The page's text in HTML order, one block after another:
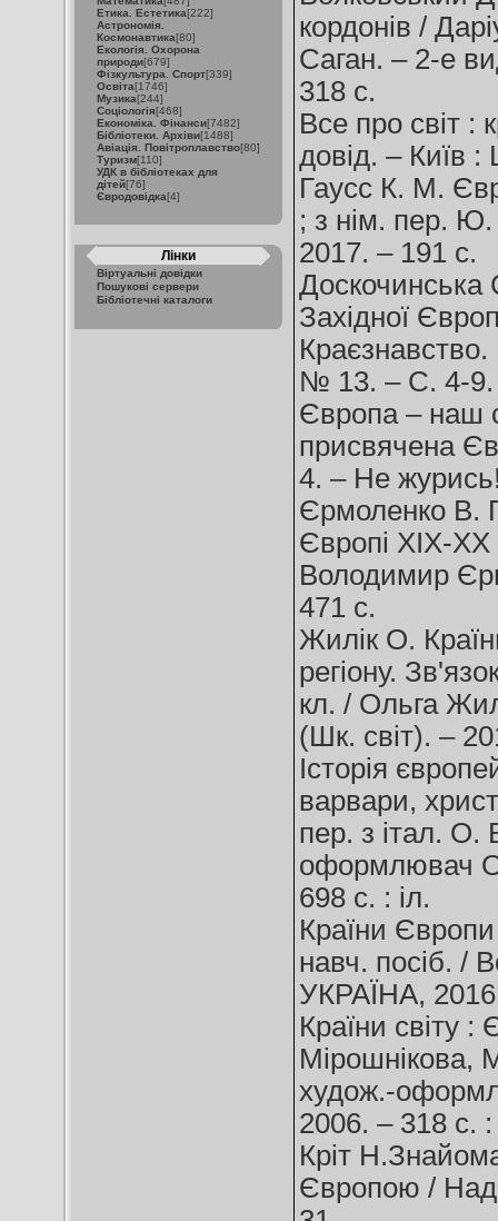
Етика. Естетика[222]
Астрономія.
Космонавтика[80]
Екологія. Охорона
природи[679]
Фізкультура. Спорт[339]
Освіта[1746]
Музика[244]
Соціологія[468]
Економіка. Фінанси[7482]
Бібліотеки. Архіви[1488]
Авіація. Повітроплавство[80]
Туризм[110]
УДК в бібліотеках для
дітей[76]
Євродовідка[4]
Лінки
Віртуальні довідки
Пошукові сервери
Бібліотечні каталоги
кордонів /
Саган. – 2-е
318 с.
Все про світ :
довід. – Київ
Гаусс К. М.
; з нім. пер. Ю.
2017. – 191 с.
Доскочинська
Західної
№ 13. – С. 4-9.
Європа – наш
присвячена
4. – Не
Єрмоленко В.
Європі XIX-
Володимир
471 с.
Жилік О.
регіону.
кл. / Ольга
(Шк. світ). –
Історія
варвари,
пер. з італ. О.
оформлювач
698 с. : іл.
Країни
навч. посіб. /
УКРАЇНА,
Країни світу
Мірошнікова,
худож.-
2006. – 318 с.
Кріт
Європою /